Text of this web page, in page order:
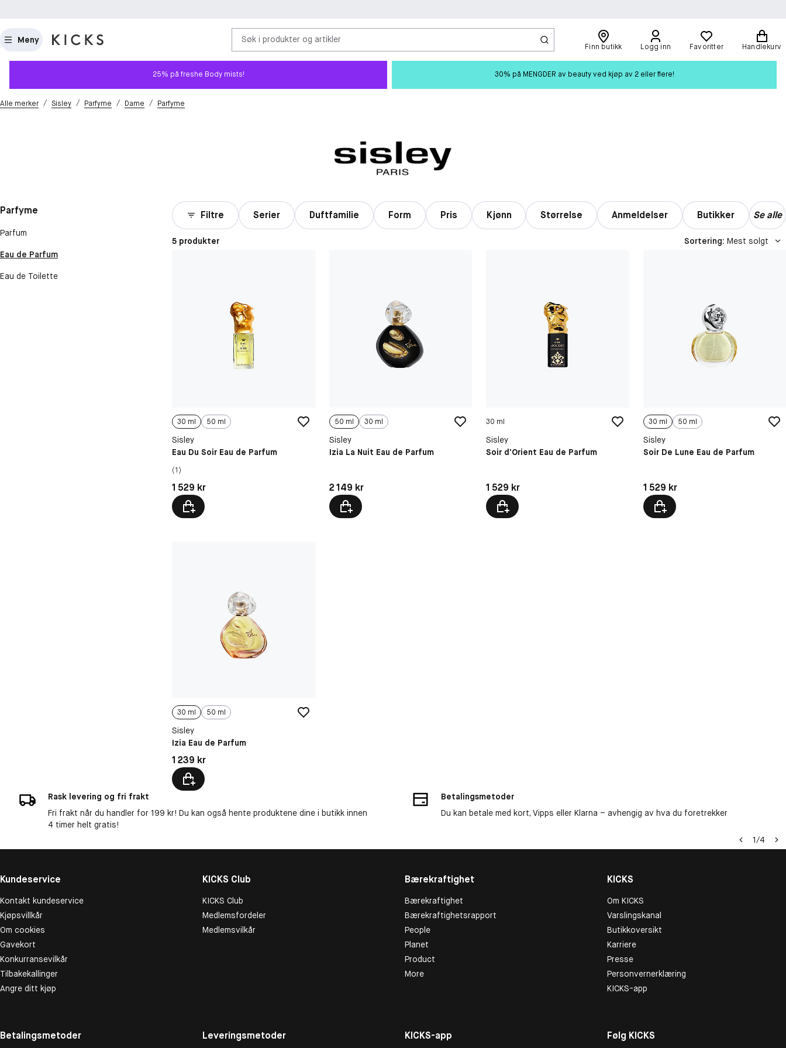
Meny Søk i produkter og artikler
Finn butikk Logg inn Favoritter Handlekurv
25% på freshe Body mists! 30% på MENGDER av beauty ved kjøp av 2 eller flere!
Alle merker / Sisley / Parfyme / Dame / Parfyme
Parfyme
Parfum
Eau de Parfum
Eau de Toilette
Filtre Serier Duftfamilie Form Pris Kjønn Størrelse Anmeldelser Butikker Se alle
5 produkter Sortering: Mest solgt
30 ml 50 ml
Sisley
Eau Du Soir Eau de Parfum
(1)
Pris: 1 529 kr
1 529 kr
50 ml 30 ml
Sisley
Izia La Nuit Eau de Parfum
Pris: 2 149 kr
2 149 kr
30 ml
Sisley
Soir d'Orient Eau de Parfum
Pris: 1 529 kr
1 529 kr
30 ml 50 ml
Sisley
Soir De Lune Eau de Parfum
Pris: 1 529 kr
1 529 kr
30 ml 50 ml
Sisley
Izia Eau de Parfum
Pris: 1 239 kr
1 239 kr
Rask levering og fri frakt
Fri frakt når du handler for 199 kr! Du kan også hente produktene dine i butikk innen
4 timer helt gratis!
Betalingsmetoder
Du kan betale med kort, Vipps eller Klarna – avhengig av hva du foretrekker
1/4
Kundeservice
Kontakt kundeservice
Kjøpsvillkår
Om cookies
Gavekort
Konkurransevilkår
Tilbakekallinger
Angre ditt kjøp
KICKS Club
KICKS Club
Medlemsfordeler
Medlemsvilkår
Bærekraftighet
Bærekraftighet
Bærekraftighetsrapport
People
Planet
Product
More
KICKS
Om KICKS
Varslingskanal
Butikkoversikt
Karriere
Presse
Personvernerklæring
KICKS-app
Betalingsmetoder Leveringsmetoder KICKS-app Følg KICKS